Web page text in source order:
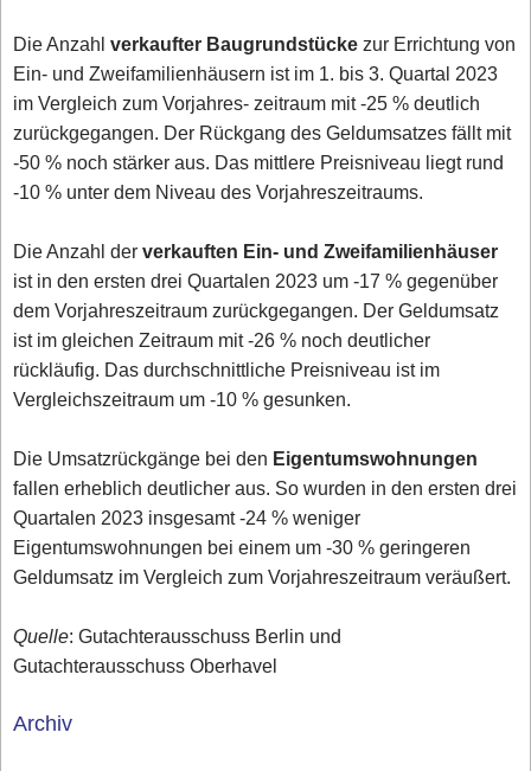
Die Anzahlverkaufter Baugrundstückezur Errichtung von
Ein- und Zweifamilienhäusern ist im 1. bis 3. Quartal 2023
im Vergleich zum Vorjahres- zeitraum mit -25 % deutlich
zurückgegangen. Der Rückgang des Geldumsatzes fällt mit
-50 % noch stärker aus. Das mittlere Preisniveau liegt rund
-10 % unter dem Niveau des Vorjahreszeitraums.
Die Anzahl derverkauften Ein- und Zweifamilienhäuser
ist in den ersten drei Quartalen 2023 um -17 % gegenüber
dem Vorjahreszeitraum zurückgegangen. Der Geldumsatz
ist im gleichen Zeitraum mit -26 % noch deutlicher
rückläufig. Das durchschnittliche Preisniveau ist im
Vergleichszeitraum um -10 % gesunken.
Die Umsatzrückgänge bei den Eigentumswohnungen
fallen erheblich deutlicher aus. So wurden in den ersten drei
Quartalen 2023 insgesamt -24 % weniger
Eigentumswohnungen bei einem um -30 % geringeren
Geldumsatz im Vergleich zum Vorjahreszeitraum veräußert.
Quelle: Gutachterausschuss Berlin und
Gutachterausschuss Oberhavel
Archiv